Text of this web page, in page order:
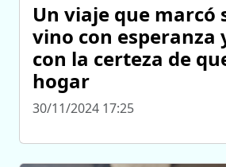
Un viaje que marcó
vino con esperanza
con la certeza de
hogar
30/11/2024 17:25